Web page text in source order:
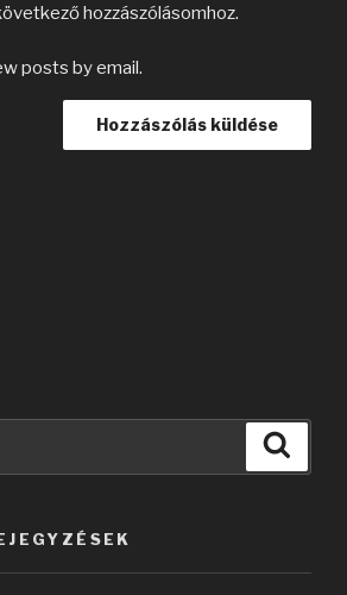
hozzászólásomhoz.
posts by email.